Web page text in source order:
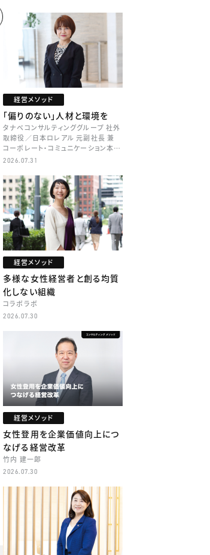
経営メソッド
「偏りのない」人材と環境を
タナベコンサルティンググループ 社外
取締役／日本ロレアル 元副社長 兼
コーポレート・コミュニケーション本部
本部長／キャリアコンサルタント 井村
2026.07.31
経営メソッド
多様な女性経営者と創る均質
化しない組織
コラボラボ
2026.07.30
経営メソッド
女性登用を企業価値向上につ
なげる経営改革
竹内 建一郎
2026.07.30